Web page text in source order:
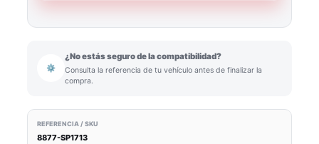
⚙
¿No estás seguro de la compatibilidad?
Consulta la referencia de tu vehículo antes de finalizar la
compra.
REFERENCIA / SKU
8877-SP1713